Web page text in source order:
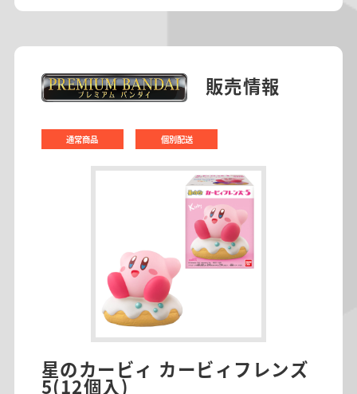
販売情報
通常商品 個別配送
星のカービィ カービィフレンズ
5(12個入)